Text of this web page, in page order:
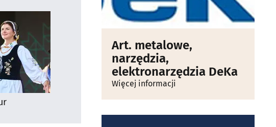
Art. metalowe,
narzędzia,
elektronarzędzia DeKa
Więcej informacji